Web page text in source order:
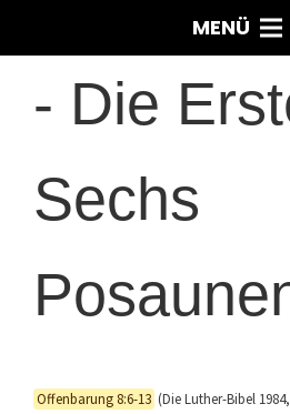
MENÜ
- Die
Sechs
Offenbarung 8:6-13 (Die Luther-Bibel